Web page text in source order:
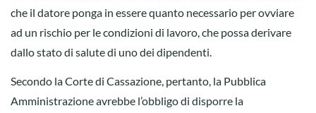
che il datore ponga in essere quanto necessario per ovviare
ad un rischio per le condizioni di lavoro, che possa derivare
dallo stato di salute di uno dei dipendenti.
Secondo la Corte di Cassazione, pertanto, la Pubblica
Amministrazione avrebbe l’obbligo di disporre la